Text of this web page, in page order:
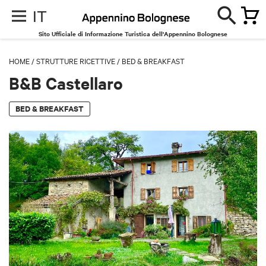
IT
Sito Ufficiale di Informazione Turistica dell'Appennino Bolognese
HOME /STRUTTURE RICETTIVE / BED & BREAKFAST
B&B Castellaro
BED & BREAKFAST